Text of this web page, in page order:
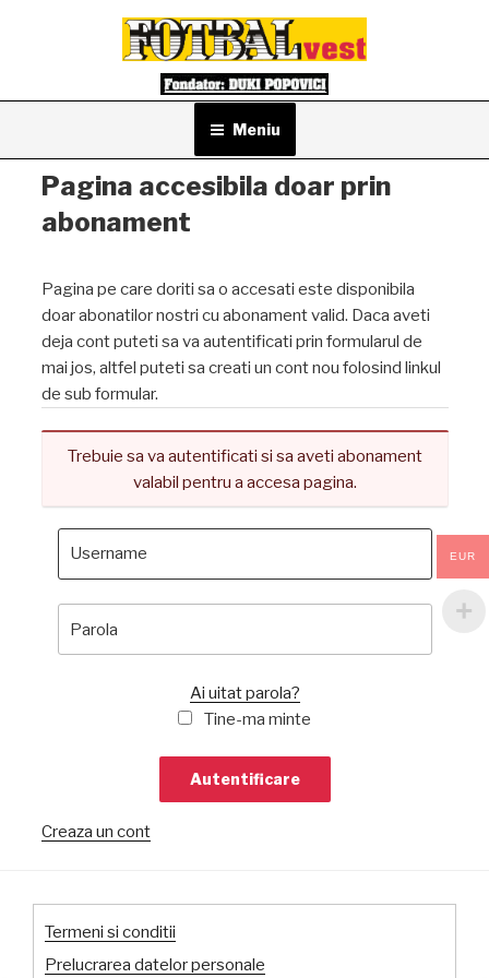
Meniu
Pagina accesibila doar prin
abonament
Pagina pe care doriti sa o accesati este disponibila
doar abonatilor nostri cu abonament valid. Daca aveti
deja cont puteti sa va autentificati prin formularul de
mai jos, altfel puteti sa creati un cont nou folosind linkul
de sub formular.
Trebuie sa va autentificati si sa aveti abonament
valabil pentru a accesa pagina.
Ai uitat parola?
Tine-ma minte
Creaza un cont
Termeni si conditii
Prelucrarea datelor personale
EUR